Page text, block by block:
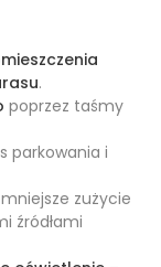
.
poprzez taśmy
parkowania i
zużycie
źródłami